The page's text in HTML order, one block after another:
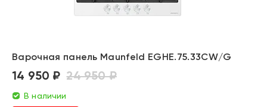
Варочная панель Maunfeld EGHE.75.33CW/G
14 950 ₽ 24 950 ₽
В наличии